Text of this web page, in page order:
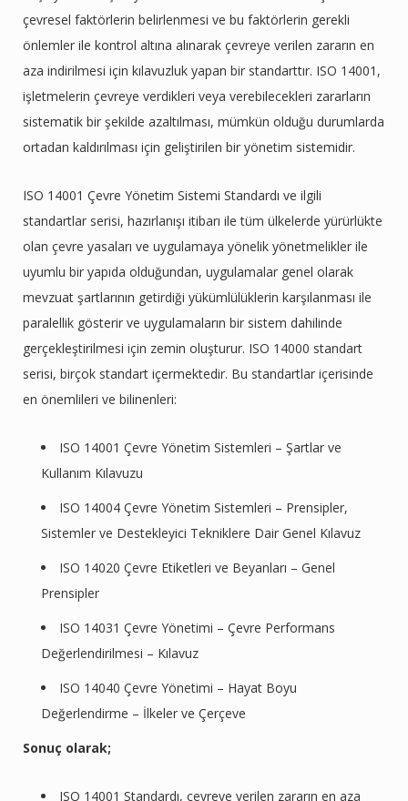
çevresel faktörlerin belirlenmesi ve bu faktörlerin gerekli
önlemler ile kontrol altına alınarak çevreye verilen zararın en
aza indirilmesi için kılavuzluk yapan bir standarttır. ISO 14001,
işletmelerin çevreye verdikleri veya verebilecekleri zararların
sistematik bir şekilde azaltılması, mümkün olduğu durumlarda
ortadan kaldırılması için geliştirilen bir yönetim sistemidir.
ISO 14001 Çevre Yönetim Sistemi Standardı ve ilgili
standartlar serisi, hazırlanışı itibarı ile tüm ülkelerde yürürlükte
olan çevre yasaları ve uygulamaya yönelik yönetmelikler ile
uyumlu bir yapıda olduğundan, uygulamalar genel olarak
mevzuat şartlarının getirdiği yükümlülüklerin karşılanması ile
paralellik gösterir ve uygulamaların bir sistem dahilinde
gerçekleştirilmesi için zemin oluşturur. ISO 14000 standart
serisi, birçok standart içermektedir. Bu standartlar içerisinde
en önemlileri ve bilinenleri:
ISO 14001 Çevre Yönetim Sistemleri – Şartlar ve
Kullanım Kılavuzu
ISO 14004 Çevre Yönetim Sistemleri – Prensipler,
Sistemler ve Destekleyici Tekniklere Dair Genel Kılavuz
ISO 14020 Çevre Etiketleri ve Beyanları – Genel
Prensipler
ISO 14031 Çevre Yönetimi – Çevre Performans
Değerlendirilmesi – Kılavuz
ISO 14040 Çevre Yönetimi – Hayat Boyu
Değerlendirme – İlkeler ve Çerçeve
Sonuç olarak;
ISO 14001 Standardı, çevreye verilen zararın en aza